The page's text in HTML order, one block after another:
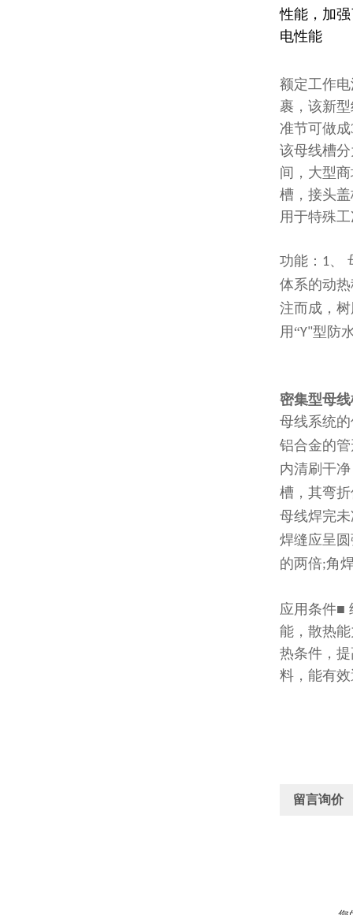
性能，加
电性能
额定工作
裹，该新
准节可做成
该母线槽
间，大型
槽，接头
用于特殊
功能： 1、
体系的动
注而成，
用“Y"型防
密集型母
母线系统
铝合金的
内清刷干
槽，其弯
母线焊完
焊缝应呈
的两倍;角
应用条件■
能，散热
热条件，
料，能有
留言询价